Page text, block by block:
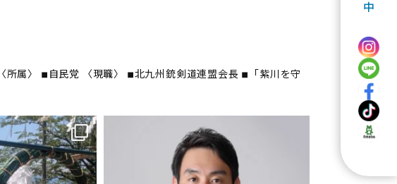
〈所属〉 ◾︎自民党 〈現職〉 ◾︎北九州銃剣道連盟会長 ◾︎「紫川を守